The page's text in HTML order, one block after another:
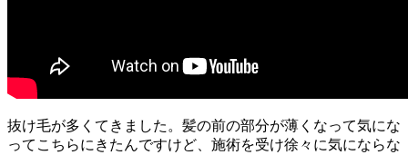
抜け毛が多くてきました。髪の前の部分が薄くなって気にな
ってこちらにきたんですけど、施術を受け徐々に気にならな